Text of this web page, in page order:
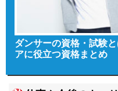
ダンサーの資格・試験
アに役立つ資格まとめ